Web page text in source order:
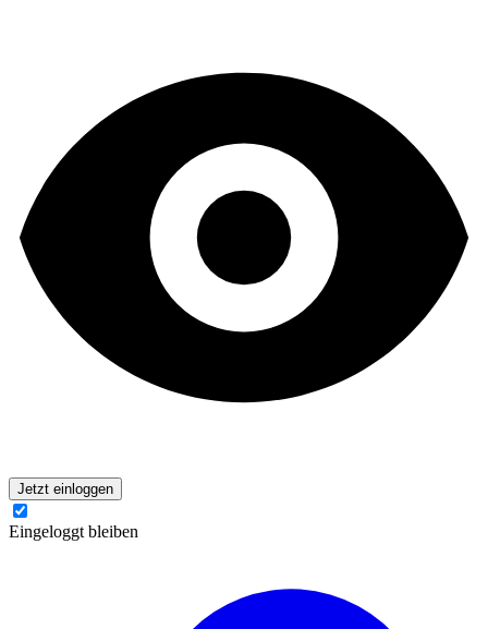
Jetzt einloggen
Eingeloggt bleiben